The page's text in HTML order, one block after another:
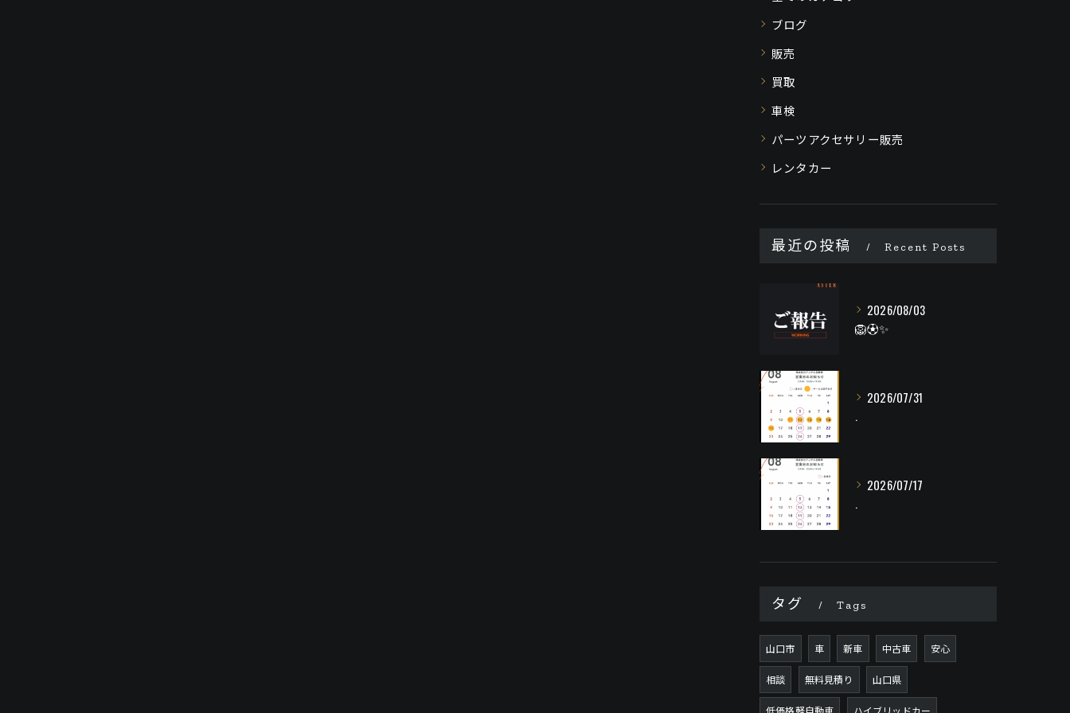
ブログ
販売
買取
車検
パーツアクセサリー販売
レンタカー
最近の投稿 Recent Posts
2026/08/03
🦁⚽️✨
2026/07/31
.
2026/07/17
.
タグ Tags
山口市 車 新車 中古車 安心
相談 無料見積り 山口県
低価格軽自動車 ハイブリッドカー